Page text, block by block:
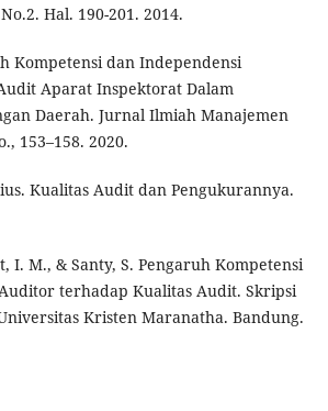
Hal. 190-201. 2014.
Kompetensi dan Independensi
Aparat Inspektorat Dalam
Daerah. Jurnal Ilmiah Manajemen
153–158. 2020.
Kualitas Audit dan Pengukurannya.
I. M., & Santy, S. Pengaruh Kompetensi
terhadap Kualitas Audit. Skripsi
Kristen Maranatha. Bandung.